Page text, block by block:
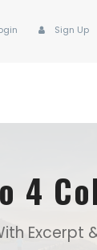
Sign Up
4
Excerpt